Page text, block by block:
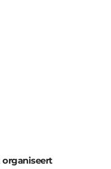
organiseert